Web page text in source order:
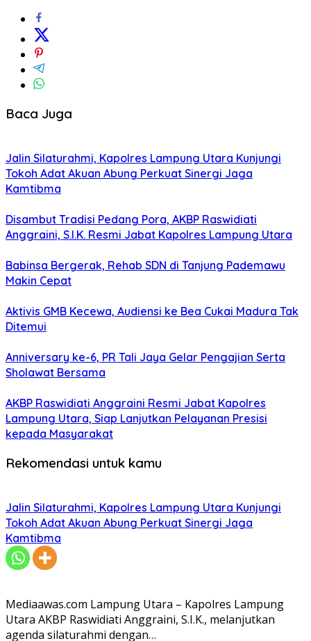
Baca Juga
Jalin Silaturahmi, Kapolres Lampung Utara Kunjungi
Tokoh Adat Akuan Abung Perkuat Sinergi Jaga
Kamtibma
Disambut Tradisi Pedang Pora, AKBP Raswidiati
Anggraini, S.I.K. Resmi Jabat Kapolres Lampung Utara
Babinsa Bergerak, Rehab SDN di Tanjung Pademawu
Makin Cepat
Aktivis GMB Kecewa, Audiensi ke Bea Cukai Madura Tak
Ditemui
Anniversary ke-6, PR Tali Jaya Gelar Pengajian Serta
Sholawat Bersama
AKBP Raswidiati Anggraini Resmi Jabat Kapolres
Lampung Utara, Siap Lanjutkan Pelayanan Presisi
kepada Masyarakat
Rekomendasi untuk kamu
Jalin Silaturahmi, Kapolres Lampung Utara Kunjungi
Tokoh Adat Akuan Abung Perkuat Sinergi Jaga
Kamtibma
Mediaawas.com Lampung Utara – Kapolres Lampung
Utara AKBP Raswidiati Anggraini, S.I.K., melanjutkan
agenda silaturahmi dengan…